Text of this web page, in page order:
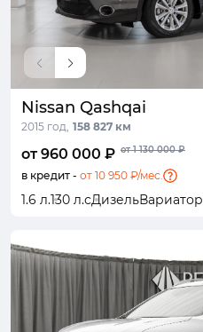
Nissan Qashqai
2015 год, 158 827 км
от 960 000 ₽ от 1 130 000 ₽
в кредит - от 10 950 ₽/мес.
1.6 л.130 л.сДизельВариатор